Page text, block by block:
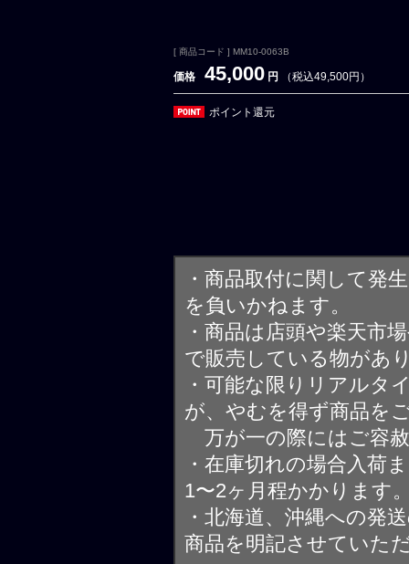
[ 商品コード ] MM10-0063B
価格 45,000 円 （税込49,500円）
ポイント還元
・商品取付に関して発
を負いかねます。
・商品は店頭や楽天市
で販売している物があ
・可能な限りリアルタ
が、やむを得ず商品を
万が一の際にはご容
・在庫切れの場合入荷
1〜2ヶ月程かかります
・北海道、沖縄への発
商品を明記させていた